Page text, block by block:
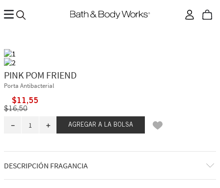
PINK POM FRIEND
Porta Antibacterial
$11,55
$16,50
＋
－ AGREGAR A LA BOLSA
DESCRIPCIÓN FRAGANCIA